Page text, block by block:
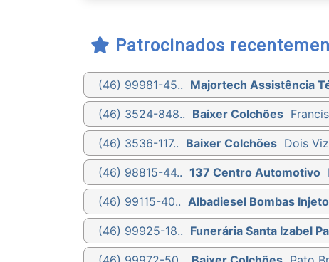
Patrocinados
(46) 99981-45.. Majortech Assistência
(46) 3524-848.. Baixer Colchões
(46) 3536-117.. Baixer Colchões Dois
(46) 98815-44.. 137 Centro Automotivo
(46) 99115-40.. Albadiesel Bombas
(46) 99925-18.. Funerária Santa Izabel